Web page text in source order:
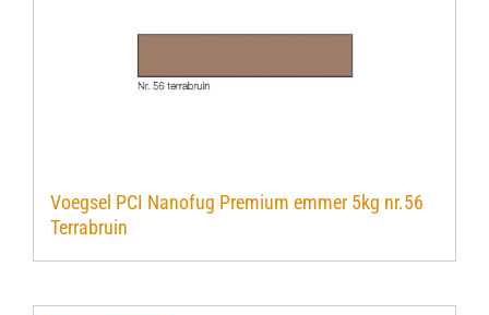
Voegsel PCI Nanofug Premium emmer 5kg nr.56
Terrabruin